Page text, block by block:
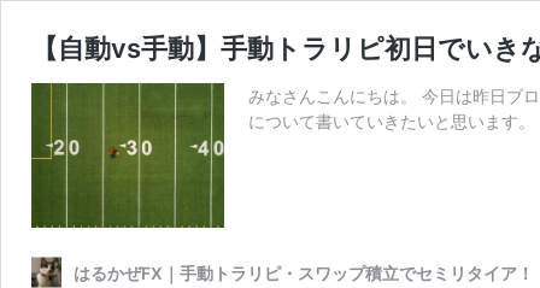
【自動vs手動】手動トラリピ初日でい
みなさんこんにちは。 今日は昨日ブ
について書いていきたいと思います
はるかぜFX｜手動トラリピ・スワップ積立でセミリタイア！